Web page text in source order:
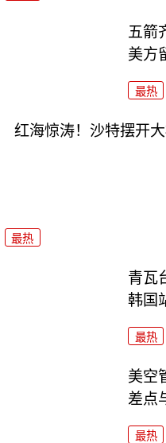
五箭
美方
最热
红海惊涛！沙特摆开
最热
青瓦
韩国
最热
美空
差点
最热